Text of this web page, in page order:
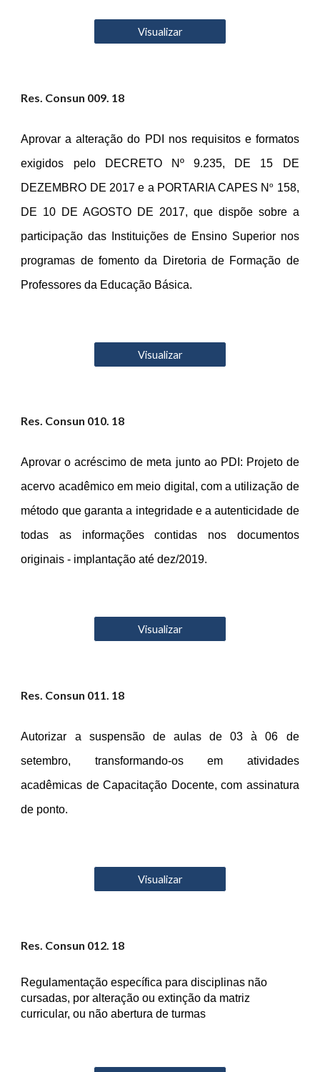
Visualizar
Res. Consun 009. 18
Aprovar a alteração do PDI nos requisitos e formatos
exigidos pelo DECRETO Nº 9.235, DE 15 DE
DEZEMBRO DE 2017 e a PORTARIA CAPES No 158,
DE 10 DE AGOSTO DE 2017, que dispõe sobre a
participação das Instituições de Ensino Superior nos
programas de fomento da Diretoria de Formação de
Professores da Educação Básica.
Visualizar
Res. Consun 010. 18
Aprovar o acréscimo de meta junto ao PDI: Projeto de
acervo acadêmico em meio digital, com a utilização de
método que garanta a integridade e a autenticidade de
todas as informações contidas nos documentos
originais - implantação até dez/2019.
Visualizar
Res. Consun 011. 18
Autorizar a suspensão de aulas de 03 à 06 de
setembro, transformando-os em atividades
acadêmicas de Capacitação Docente, com assinatura
de ponto.
Visualizar
Res. Consun 012. 18
Regulamentação específica para disciplinas não
cursadas, por alteração ou extinção da matriz
curricular, ou não abertura de turmas